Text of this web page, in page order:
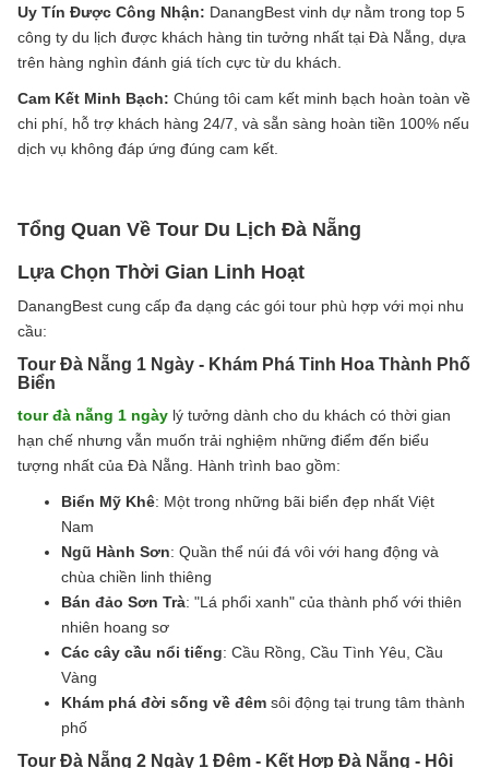
Uy Tín Được Công Nhận: DanangBest vinh dự nằm trong top 5
công ty du lịch được khách hàng tin tưởng nhất tại Đà Nẵng, dựa
trên hàng nghìn đánh giá tích cực từ du khách.
Cam Kết Minh Bạch: Chúng tôi cam kết minh bạch hoàn toàn về
chi phí, hỗ trợ khách hàng 24/7, và sẵn sàng hoàn tiền 100% nếu
dịch vụ không đáp ứng đúng cam kết.
Tổng Quan Về Tour Du Lịch Đà Nẵng
Lựa Chọn Thời Gian Linh Hoạt
DanangBest cung cấp đa dạng các gói tour phù hợp với mọi nhu
cầu:
Tour Đà Nẵng 1 Ngày - Khám Phá Tinh Hoa Thành Phố
Biển
tour đà nẵng 1 ngày lý tưởng dành cho du khách có thời gian
hạn chế nhưng vẫn muốn trải nghiệm những điểm đến biểu
tượng nhất của Đà Nẵng. Hành trình bao gồm:
Biển Mỹ Khê: Một trong những bãi biển đẹp nhất Việt
Nam
Ngũ Hành Sơn: Quần thể núi đá vôi với hang động và
chùa chiền linh thiêng
Bán đảo Sơn Trà: "Lá phổi xanh" của thành phố với thiên
nhiên hoang sơ
Các cây cầu nổi tiếng: Cầu Rồng, Cầu Tình Yêu, Cầu
Vàng
Khám phá đời sống về đêm sôi động tại trung tâm thành
phố
Tour Đà Nẵng 2 Ngày 1 Đêm - Kết Hợp Đà Nẵng - Hội